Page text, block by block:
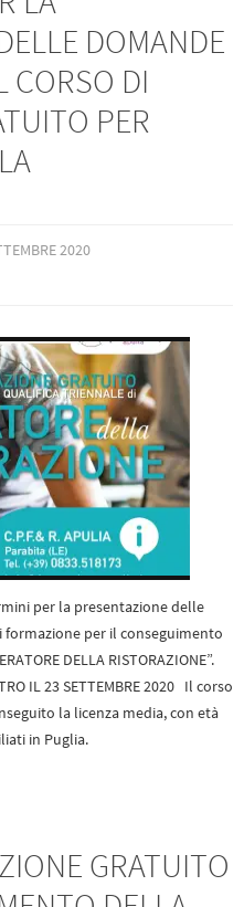
DOMANDE
CORSO DI
PER
2020
per la presentazione delle
formazione per il conseguimento
DELLA RISTORAZIONE”.
IL 23 SETTEMBRE 2020 Il corso
la licenza media, con età
in Puglia.
GRATUITO